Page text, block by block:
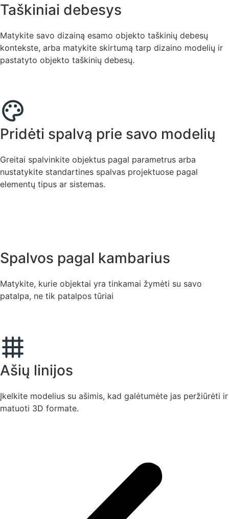
Taškiniai debesys
Matykite savo dizainą esamo objekto taškinių debesų
kontekste, arba matykite skirtumą tarp dizaino modelių ir
pastatyto objekto taškinių debesų.
Pridėti spalvą prie savo modelių
Greitai spalvinkite objektus pagal parametrus arba
nustatykite standartines spalvas projektuose pagal
elementų tipus ar sistemas.
Spalvos pagal kambarius
Matykite, kurie objektai yra tinkamai žymėti su savo
patalpa, ne tik patalpos tūriai
Ašių linijos
Įkelkite modelius su ašimis, kad galėtumėte jas peržiūrėti ir
matuoti 3D formate.